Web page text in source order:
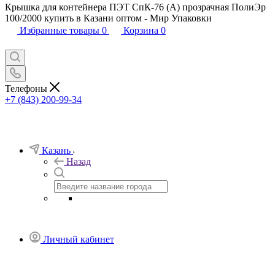
Крышка для контейнера ПЭТ СпК-76 (А) прозрачная ПолиЭр
100/2000 купить в Казани оптом - Мир Упаковки
Избранные товары 0 Корзина 0
Телефоны
+7 (843) 200-99-34
Казань
Назад
Личный кабинет